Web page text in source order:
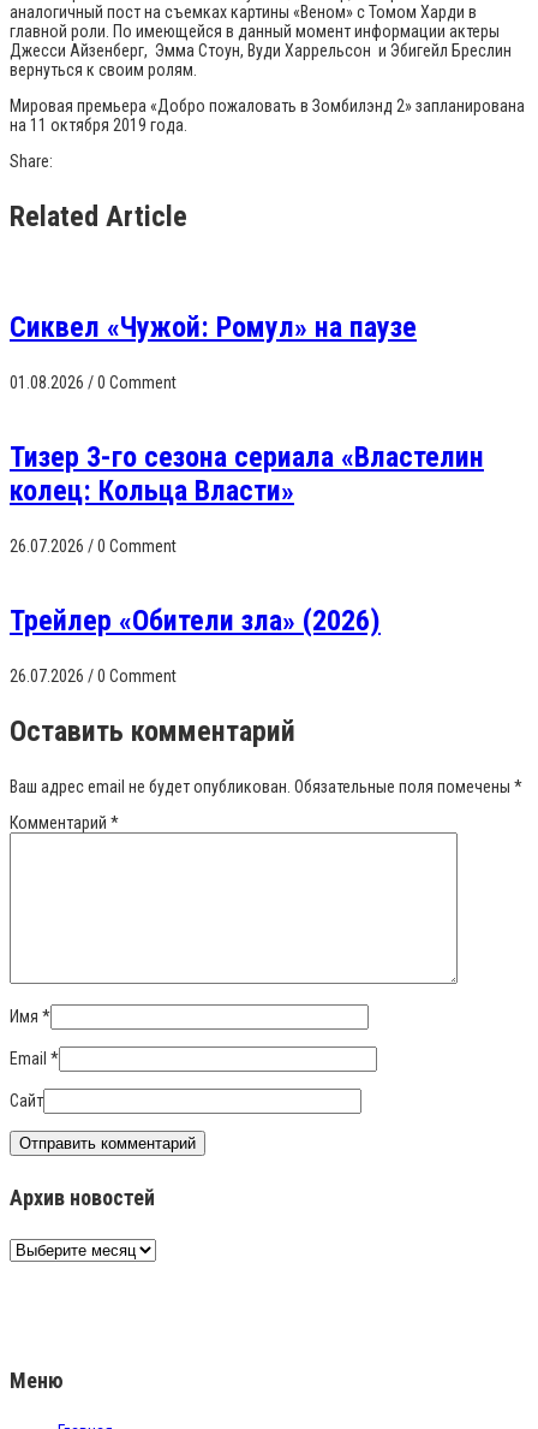
аналогичный пост на съемках картины «Веном» с Томом Харди в
главной роли. По имеющейся в данный момент информации актеры
Джесси Айзенберг, Эмма Стоун, Вуди Харрельсон и Эбигейл Бреслин
вернуться к своим ролям.
Мировая премьера «Добро пожаловать в Зомбилэнд 2» запланирована
на 11 октября 2019 года.
Share:
Related Article
Сиквел «Чужой: Ромул» на паузе
01.08.2026 /0 Comment
Тизер 3-го сезона сериала «Властелин
колец: Кольца Власти»
26.07.2026 /0 Comment
Трейлер «Обители зла» (2026)
26.07.2026 /0 Comment
Оставить комментарий
Ваш адрес email не будет опубликован. Обязательные поля помечены *
Комментарий *
Имя *
Email *
Сайт
Архив новостей
Архив
новостей
Меню